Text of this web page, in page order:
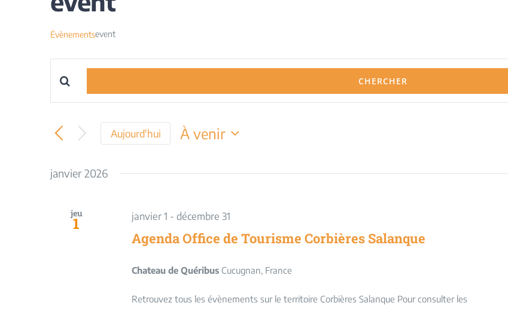
Évènementsevent
Recherche
et
navigation
de
vues
Évènements
Saisir
Rechercher
par
CHERCHER
Aujourd'hui
À venir
date.
janvier 2026
jeu
1 janvier 1 - décembre 31
Agenda Office de Tourisme Corbières Salanque
Chateau de Quéribus Cucugnan, France
Retrouvez tous les évènements sur le territoire Corbières Salanque Pour consulter les